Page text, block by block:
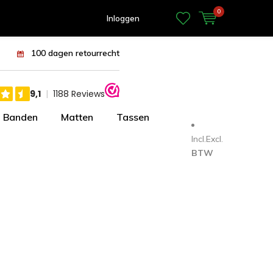
Inloggen
0
100 dagen retourrecht
Banden Matten Tassen
Incl.Excl.
BTW